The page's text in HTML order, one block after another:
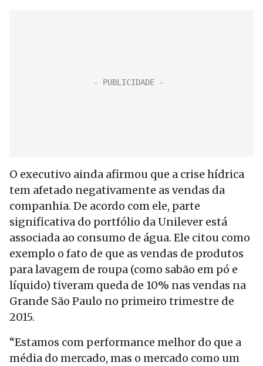
O executivo ainda afirmou que a crise hídrica
tem afetado negativamente as vendas da
companhia. De acordo com ele, parte
significativa do portfólio da Unilever está
associada ao consumo de água. Ele citou como
exemplo o fato de que as vendas de produtos
para lavagem de roupa (como sabão em pó e
líquido) tiveram queda de 10% nas vendas na
Grande São Paulo no primeiro trimestre de
2015.
“Estamos com performance melhor do que a
média do mercado, mas o mercado como um